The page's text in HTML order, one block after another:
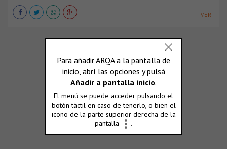
VER +